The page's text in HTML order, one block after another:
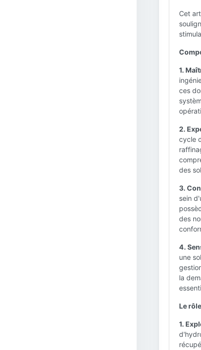
Cet
1.
ces
2.
cycle
des
3.
sein
des
4.
une
la
Le
1.